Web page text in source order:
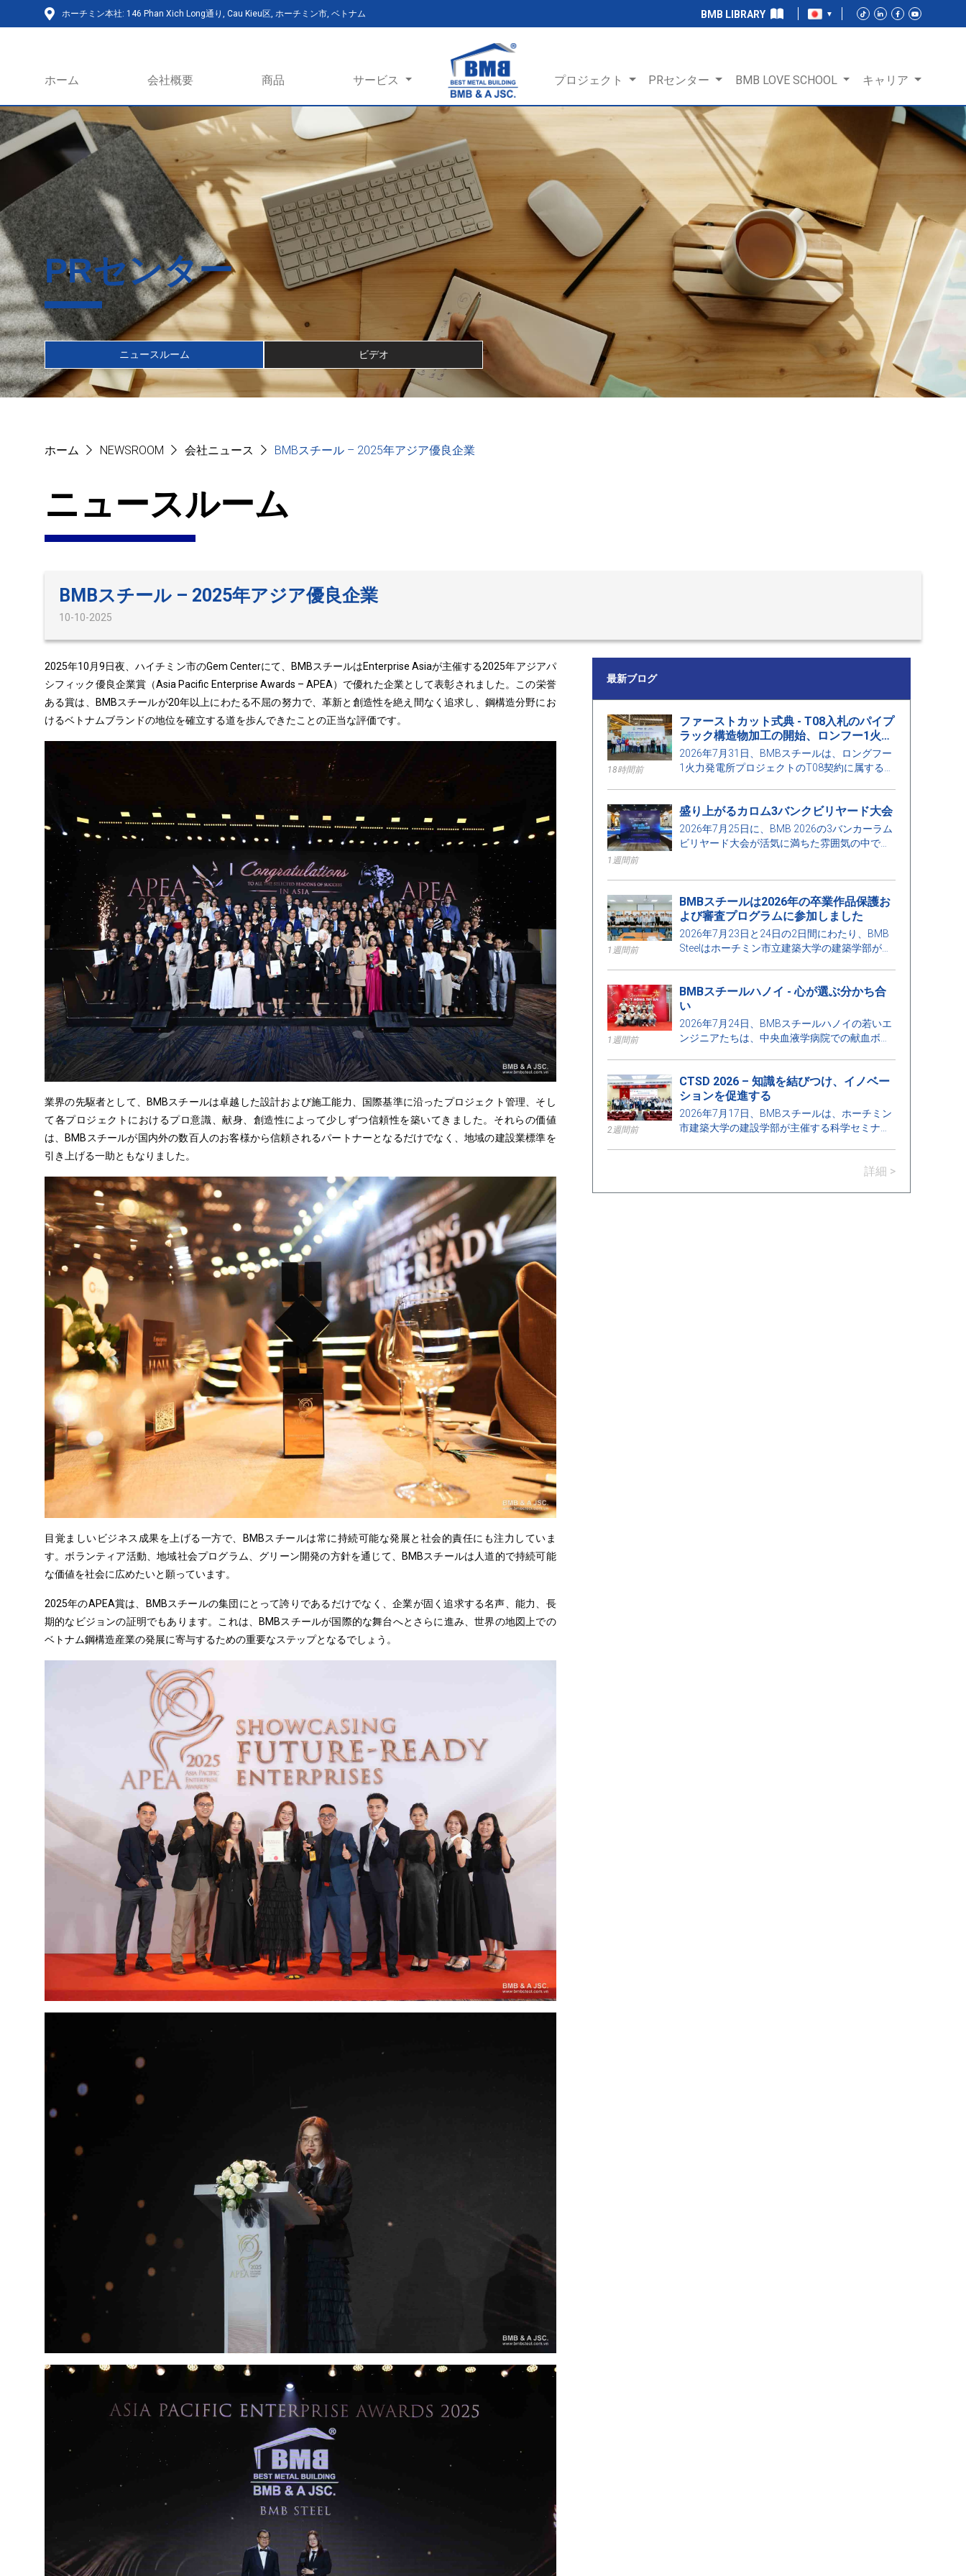
ホーチミン本社: 146 Phan Xich Long通り, Cau Kieu区, ホーチミン市, ベトナム BMB LIBRARY
ホーム 会社概要 商品 サービス プロジェクト PRセンター BMB LOVE SCHOOL キャリア
PRセンター
ニュースルーム ビデオ
ホーム NEWSROOM 会社ニュース BMBスチール – 2025年アジア優良企業
ニュースルーム
BMBスチール – 2025年アジア優良企業
10-10-2025
2025年10月9日夜、ハイチミン市のGem Centerにて、BMBスチールはEnterprise Asiaが主催する2025年アジアパ
シフィック優良企業賞（Asia Pacific Enterprise Awards – APEA）で優れた企業として表彰されました。この栄誉
ある賞は、BMBスチールが20年以上にわたる不屈の努力で、革新と創造性を絶え間なく追求し、鋼構造分野にお
けるベトナムブランドの地位を確立する道を歩んできたことの正当な評価です。
業界の先駆者として、BMBスチールは卓越した設計および施工能力、国際基準に沿ったプロジェクト管理、そし
て各プロジェクトにおけるプロ意識、献身、創造性によって少しずつ信頼性を築いてきました。それらの価値
は、BMBスチールが国内外の数百人のお客様から信頼されるパートナーとなるだけでなく、地域の建設業標準を
引き上げる一助ともなりました。
目覚ましいビジネス成果を上げる一方で、BMBスチールは常に持続可能な発展と社会的責任にも注力していま
す。ボランティア活動、地域社会プログラム、グリーン開発の方針を通じて、BMBスチールは人道的で持続可能
な価値を社会に広めたいと願っています。
2025年のAPEA賞は、BMBスチールの集団にとって誇りであるだけでなく、企業が固く追求する名声、能力、長
期的なビジョンの証明でもあります。これは、BMBスチールが国際的な舞台へとさらに進み、世界の地図上での
ベトナム鋼構造産業の発展に寄与するための重要なステップとなるでしょう。
最新ブログ
18時間前
ファーストカット式典 - T08入札のパイプ
ラック構造物加工の開始、ロンフー1火力
発電所プロジェクト
2026年7月31日、BMBスチールは、ロングフー
1火力発電所プロジェクトのT08契約に属するパ
1週間前
盛り上がるカロム3バンクビリヤード大会
2026年7月25日に、BMB 2026の3バンカーラム
ビリヤード大会が活気に満ちた雰囲気の中で、
1週間前
BMBスチールは2026年の卒業作品保護お
よび審査プログラムに参加しました
2026年7月23日と24日の2日間にわたり、BMB
Steelはホーチミン市立建築大学の建築学部が主
た。これは学校と企業のつながりを強化し、建
設業界の発展要求に応えるために教育の質を向
上させる意義深い活動です。
1週間前
BMBスチールハノイ - 心が選ぶ分かち合
い
2026年7月24日、BMBスチールハノイの若いエ
ンジニアたちは、中央血液学病院での献血ボラ
た。
2週間前
CTSD 2026 – 知識を結びつけ、イノベー
ションを促進する
2026年7月17日、BMBスチールは、ホーチミン
市建築大学の建設学部が主催する科学セミナー
Development 2026 (CTSD 2026)」のスポンサー
詳細 >